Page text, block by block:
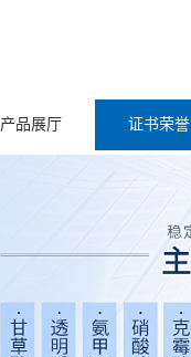
产品展厅 证书荣誉